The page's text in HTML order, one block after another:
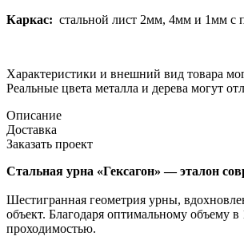
Каркас: стальной лист 2мм, 4мм и 1мм
Характеристики и внешний вид товара
Реальные цвета металла и дерева могут
Описание
Доставка
Заказать проект
Стальная урна «Гексагон» — эталон
Шестигранная геометрия урны,
объект. Благодаря оптимальному объему
проходимостью.